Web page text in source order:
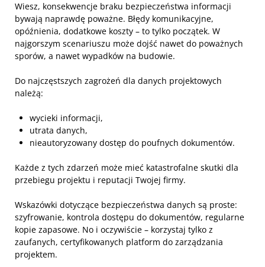
Wiesz, konsekwencje braku bezpieczeństwa informacji
bywają naprawdę poważne. Błędy komunikacyjne,
opóźnienia, dodatkowe koszty – to tylko początek. W
najgorszym scenariuszu może dojść nawet do poważnych
sporów, a nawet wypadków na budowie.
Do najczęstszych zagrożeń dla danych projektowych
należą:
wycieki informacji,
utrata danych,
nieautoryzowany dostęp do poufnych dokumentów.
Każde z tych zdarzeń może mieć katastrofalne skutki dla
przebiegu projektu i reputacji Twojej firmy.
Wskazówki dotyczące bezpieczeństwa danych są proste:
szyfrowanie, kontrola dostępu do dokumentów, regularne
kopie zapasowe. No i oczywiście – korzystaj tylko z
zaufanych, certyfikowanych platform do zarządzania
projektem.